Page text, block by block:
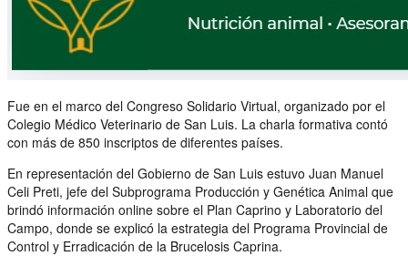
Fue en el marco del Congreso Solidario Virtual, organizado por el
Colegio Médico Veterinario de San Luis. La charla formativa contó
con más de 850 inscriptos de diferentes países.
En representación del Gobierno de San Luis estuvo Juan Manuel
Celi Preti, jefe del Subprograma Producción y Genética Animal que
brindó información online sobre el Plan Caprino y Laboratorio del
Campo, donde se explicó la estrategia del Programa Provincial de
Control y Erradicación de la Brucelosis Caprina.